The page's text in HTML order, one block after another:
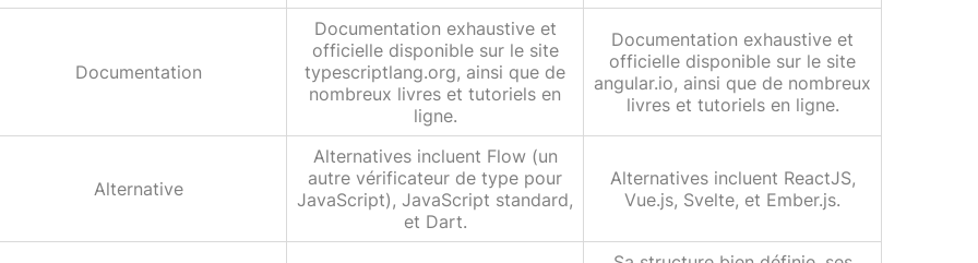
Documentation
Documentation exhaustive et
officielle disponible sur le site
typescriptlang.org, ainsi que de
nombreux livres et tutoriels en
ligne.
Documentation exhaustive et
officielle disponible sur le site
angular.io, ainsi que de nombreux
livres et tutoriels en ligne.
Alternative
Alternatives incluent Flow (un
autre vérificateur de type pour
JavaScript), JavaScript standard,
et Dart.
Alternatives incluent ReactJS,
Vue.js, Svelte, et Ember.js.